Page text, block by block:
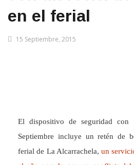
en el ferial
15 Septiembre, 2015
El dispositivo de seguridad
Septiembre incluye un retén de
ferial de La Alcarrachela,un